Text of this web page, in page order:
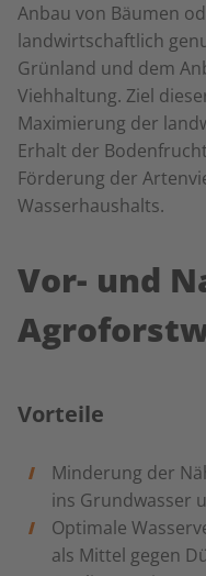
Anbau von Bäumen
landwirtschaftlich
Grünland und dem
Viehhaltung. Ziel
Maximierung der
Erhalt der
Förderung der
Wasserhaushalts.
Vor- und
Vorteile
Minderung der
ins Grundwasser
Optimale
als Mittel gegen